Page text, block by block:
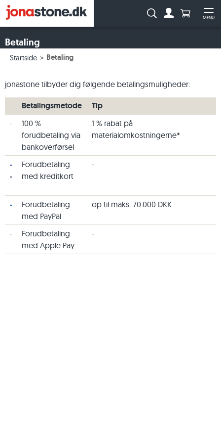
MENU
Søg: Antal
Betaling
Startside Betaling
jonastone tilbyder dig følgende betalingsmuligheder:
Betalingsmetode Tip
100 %
forudbetaling via
bankoverførsel
1 % rabat på
materialomkostningerne*
Forudbetaling
med kreditkort
-
Forudbetaling
med PayPal
op til maks. 70.000 DKK
Forudbetaling
med Apple Pay
-